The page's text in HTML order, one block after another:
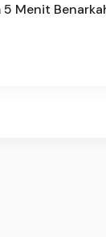
Menit